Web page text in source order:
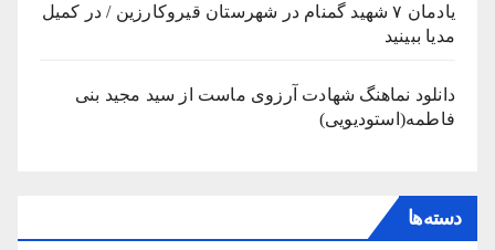
یادمان ۷ شهید گمنام در شهرستان قیروکارزین / در کمیل
مدیا ببینید
دانلود نماهنگ شهادت آرزوی ماست از سید مجید بنی
فاطمه(استودیویی)
دسته‌ها